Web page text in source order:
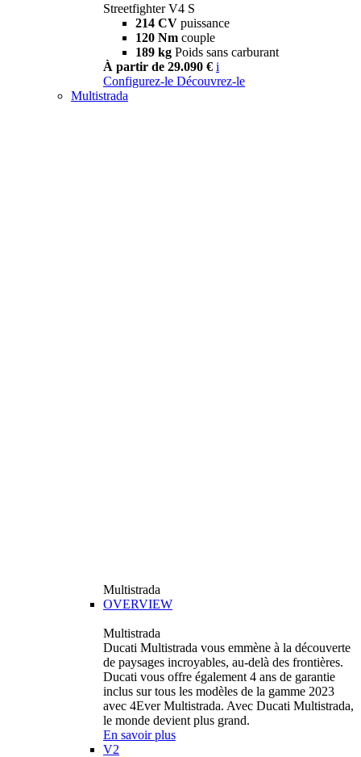
Streetfighter V4 S
214 CV puissance
120 Nm couple
189 kg Poids sans carburant
À partir de 29.090 € i
Configurez-le Découvrez-le
Multistrada
Multistrada
OVERVIEW
Multistrada
Ducati Multistrada vous emmène à la découverte
de paysages incroyables, au-delà des frontières.
Ducati vous offre également 4 ans de garantie
inclus sur tous les modèles de la gamme 2023
avec 4Ever Multistrada. Avec Ducati Multistrada,
le monde devient plus grand.
En savoir plus
V2